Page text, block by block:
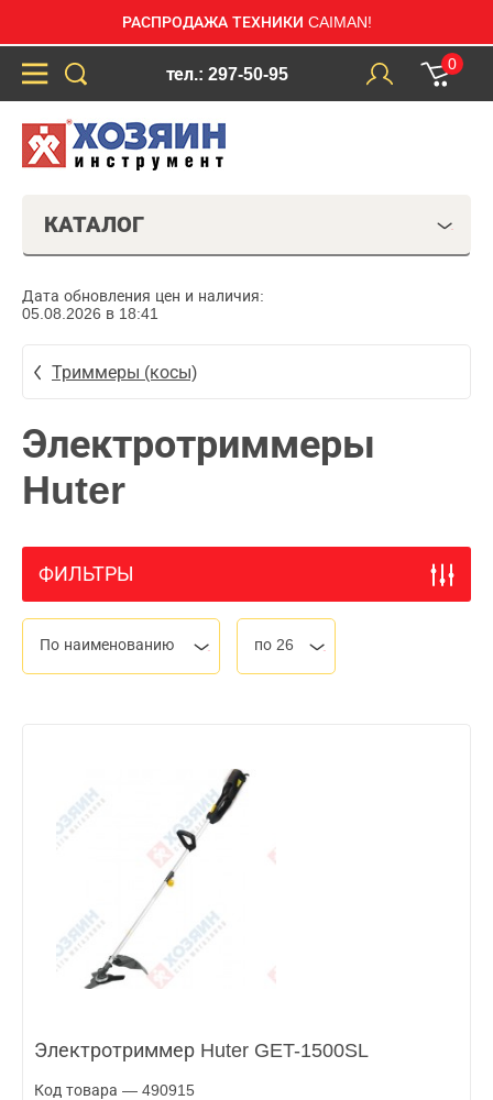
РАСПРОДАЖА ТЕХНИКИ CAIMAN!
тел.: 297-50-95
0
КАТАЛОГ
Дата обновления цен и наличия:
05.08.2026 в 18:41
Триммеры (косы)
Электротриммеры
Huter
ФИЛЬТРЫ
По наименованию по 26
Электротриммер Huter GET-1500SL
Код товара — 490915